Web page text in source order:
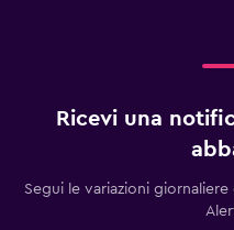
Ricevi una
Segui le variazioni